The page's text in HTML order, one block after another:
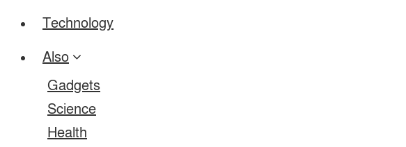
Technology
Also
Gadgets
Science
Health